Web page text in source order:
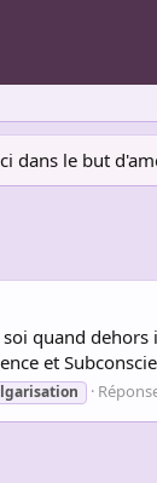
dans le but
quand
et